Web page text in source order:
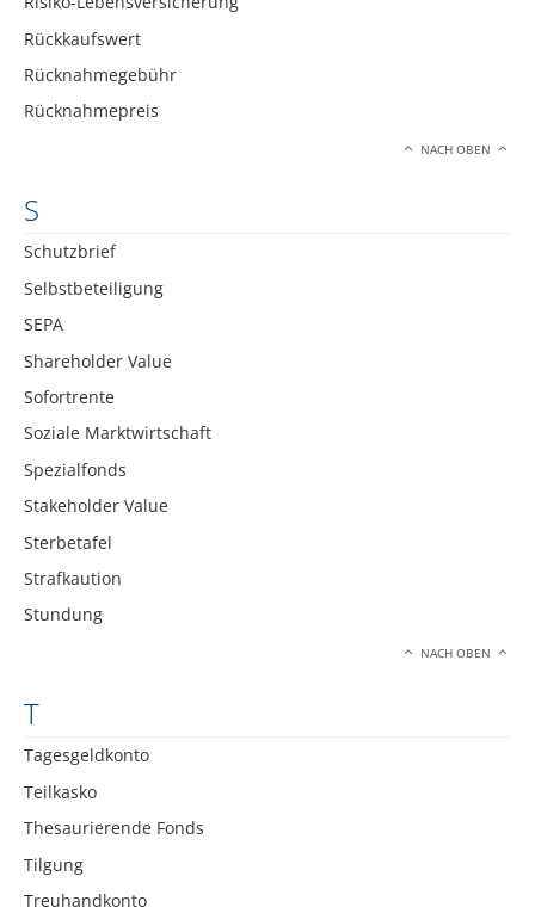
Rückkaufswert
Rücknahmegebühr
Rücknahmepreis
NACH OBEN
S
Schutzbrief
Selbstbeteiligung
SEPA
Shareholder Value
Sofortrente
Soziale Marktwirtschaft
Spezialfonds
Stakeholder Value
Sterbetafel
Strafkaution
Stundung
NACH OBEN
T
Tagesgeldkonto
Teilkasko
Thesaurierende Fonds
Tilgung
Treuhandkonto